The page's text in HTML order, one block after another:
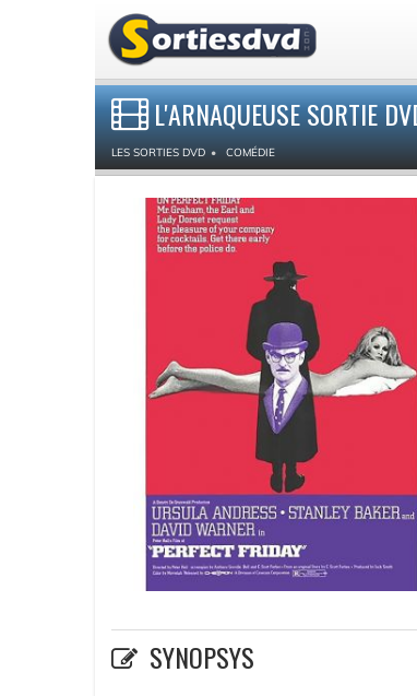
L'ARNAQUEUSE SORTIE
LES SORTIES DVD COMÉDIE
SYNOPSYS